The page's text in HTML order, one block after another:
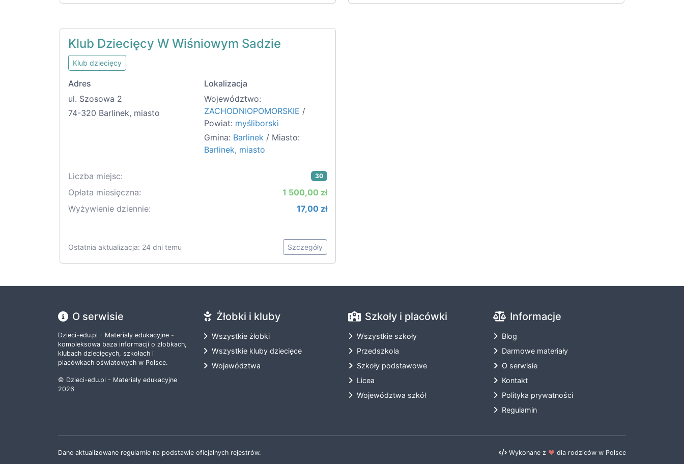
Klub Dziecięcy W Wiśniowym Sadzie
Klub dziecięcy
Adres
ul. Szosowa 2
74-320 Barlinek, miasto
Lokalizacja
Województwo:
ZACHODNIOPOMORSKIE /
Powiat: myśliborski
Gmina: Barlinek/ Miasto:
Barlinek, miasto
Liczba miejsc: 30
Opłata miesięczna:
1 500,00 zł
Wyżywienie dziennie:
17,00 zł
Ostatnia aktualizacja: 24 dni temu Szczegóły
O serwisie
Dzieci-edu.pl - Materiały edukacyjne -
kompleksowa baza informacji o żłobkach,
klubach dziecięcych, szkołach i
placówkach oświatowych w Polsce.
© Dzieci-edu.pl - Materiały edukacyjne
2026
Żłobki i kluby
Wszystkie żłobki
Wszystkie kluby dziecięce
Województwa
Szkoły i placówki
Wszystkie szkoły
Przedszkola
Szkoły podstawowe
Licea
Województwa szkół
Informacje
Blog
Darmowe materiały
O serwisie
Kontakt
Polityka prywatności
Regulamin
Dane aktualizowane regularnie na podstawie oficjalnych rejestrów. Wykonane z ❤️ dla rodziców w Polsce